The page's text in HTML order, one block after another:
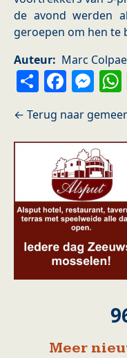
de avond werden
geroepen om hen te
Auteur
Marc
Share
Meer